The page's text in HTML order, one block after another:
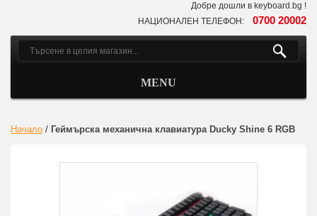
Добре дошли в keyboard.bg !
НАЦИОНАЛЕН ТЕЛЕФОН: 0700 20002
MENU
Начало / Геймърскa механична клавиатура Ducky Shine 6 RGB